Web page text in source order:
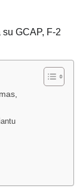
GCAP, F-2